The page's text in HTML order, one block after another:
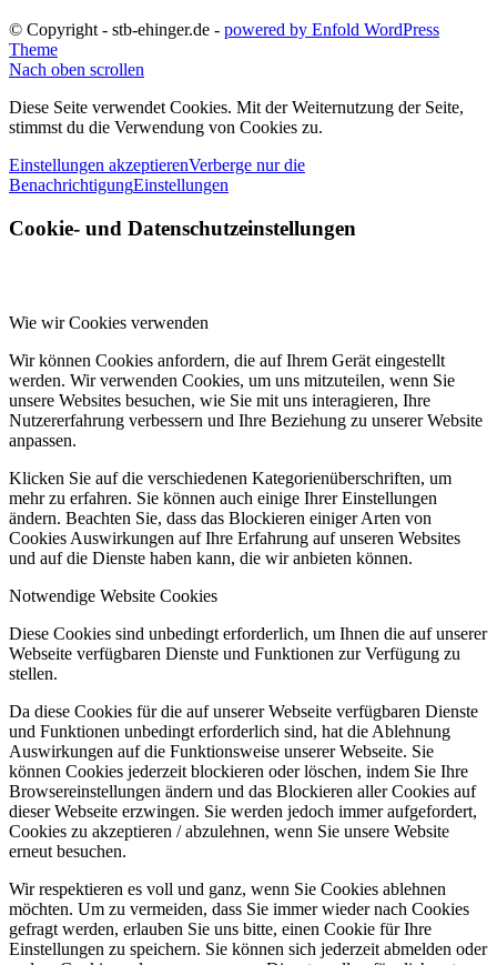
© Copyright - stb-ehinger.de - powered by Enfold WordPress
Theme
Nach oben scrollen
Diese Seite verwendet Cookies. Mit der Weiternutzung der Seite,
stimmst du die Verwendung von Cookies zu.
Einstellungen akzeptierenVerberge nur die
BenachrichtigungEinstellungen
Cookie- und Datenschutzeinstellungen
Wie wir Cookies verwenden
Wir können Cookies anfordern, die auf Ihrem Gerät eingestellt
werden. Wir verwenden Cookies, um uns mitzuteilen, wenn Sie
unsere Websites besuchen, wie Sie mit uns interagieren, Ihre
Nutzererfahrung verbessern und Ihre Beziehung zu unserer Website
anpassen.
Klicken Sie auf die verschiedenen Kategorienüberschriften, um
mehr zu erfahren. Sie können auch einige Ihrer Einstellungen
ändern. Beachten Sie, dass das Blockieren einiger Arten von
Cookies Auswirkungen auf Ihre Erfahrung auf unseren Websites
und auf die Dienste haben kann, die wir anbieten können.
Notwendige Website Cookies
Diese Cookies sind unbedingt erforderlich, um Ihnen die auf unserer
Webseite verfügbaren Dienste und Funktionen zur Verfügung zu
stellen.
Da diese Cookies für die auf unserer Webseite verfügbaren Dienste
und Funktionen unbedingt erforderlich sind, hat die Ablehnung
Auswirkungen auf die Funktionsweise unserer Webseite. Sie
können Cookies jederzeit blockieren oder löschen, indem Sie Ihre
Browsereinstellungen ändern und das Blockieren aller Cookies auf
dieser Webseite erzwingen. Sie werden jedoch immer aufgefordert,
Cookies zu akzeptieren / abzulehnen, wenn Sie unsere Website
erneut besuchen.
Wir respektieren es voll und ganz, wenn Sie Cookies ablehnen
möchten. Um zu vermeiden, dass Sie immer wieder nach Cookies
gefragt werden, erlauben Sie uns bitte, einen Cookie für Ihre
Einstellungen zu speichern. Sie können sich jederzeit abmelden oder